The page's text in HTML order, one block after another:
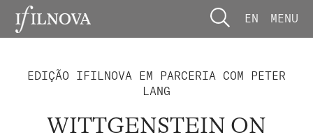
EN MENU
EDIÇÃO IFILNOVA EM PARCERIA COM PETER
LANG
WITTGENSTEIN ON